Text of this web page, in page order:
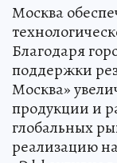
Москва
Благодаря
поддержки
Москва»
продукции и
глобальных
реализацию